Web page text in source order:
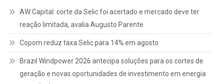
AW Capital: corte da Selic foi acertado e mercado deve ter
reação limitada, avalia Augusto Parente
Copom reduz taxa Selic para 14% em agosto
Brazil Windpower 2026 antecipa soluções para os cortes de
geração e novas oportunidades de investimento em energia